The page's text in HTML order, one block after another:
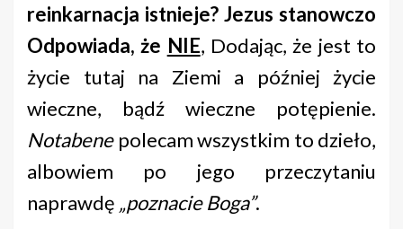
reinkarnacja istnieje? Jezus stanowczo
Odpowiada, że NIE, Dodając, że jest to
życie tutaj na Ziemi a później życie
wieczne, bądź wieczne potępienie.
Notabene polecam wszystkim to dzieło,
albowiem po jego przeczytaniu
naprawdę „poznacie Boga”.